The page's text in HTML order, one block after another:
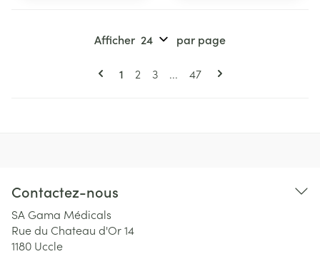
Vous lisez actuellement la page
1 Page
2 Page
3 ... Page
47
Afficher par page
Contactez-nous
SA Gama Médicals
Rue du Chateau d'Or 14
1180 Uccle